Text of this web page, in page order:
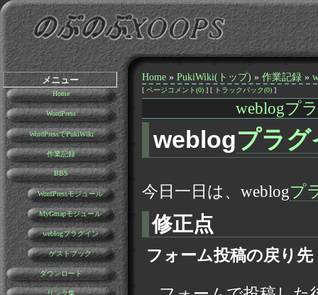
メニュー
Home
WordPress
WordPressでPukiWiki
作業記録
BBS
WordPressモジュール
MyGmapモジュール
weblogプラグイン
ゲストブック
ダウンロード
リンク集
Home » PukiWiki(トップ) » 作業記録 »
[ ページコメント(0) ] [ トラックバック(0) ]
weblogプ
weblogプラグ
今日一日は、weblogプ
修正点
フォーム投稿の戻り先